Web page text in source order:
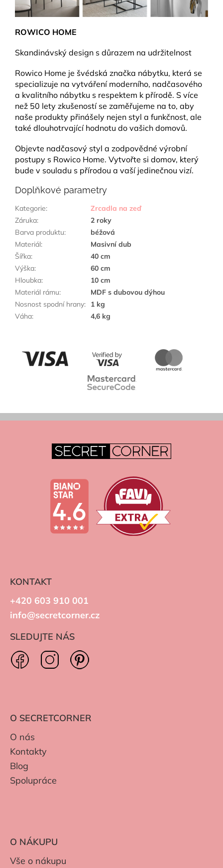
ROWICO HOME
Skandinávský design s důrazem na udržitelnost
Rowico Home je švédská značka nábytku, která se
specializuje na vytváření moderního, nadčasového
a kvalitního nábytku s respektem k přírodě. S více
než 50 lety zkušeností se zaměřujeme na to, aby
naše produkty přinášely nejen styl a funkčnost, ale
také dlouhotrvající hodnotu do vašich domovů.
Objevte nadčasový styl a zodpovědné výrobní
postupy s Rowico Home. Vytvořte si domov, který
bude v souladu s přírodou a vaší jedinečnou vizí.
Doplňkové parametry
Kategorie:
Zrcadla na zeď
Záruka:
2 roky
Barva produktu:
béžová
Materiál:
Masivní dub
Šířka:
40 cm
Výška:
60 cm
Hloubka:
10 cm
Materiál rámu:
MDF s dubovou dýhou
Nosnost spodní hrany:
1 kg
Váha: 4,6 kg
KONTAKT
+420 603 910 001
info@secretcorner.cz
SLEDUJTE NÁS
O SECRETCORNER
O nás
Kontakty
Blog
Spolupráce
O NÁKUPU
Vše o nákupu